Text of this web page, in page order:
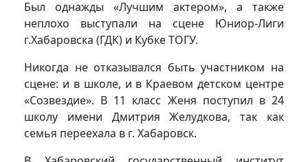
Был однажды «Лучшим актером», а также
неплохо выступали на сцене Юниор-Лиги
г.Хабаровска (ГДК) и Кубке ТОГУ.
Никогда не отказывался быть участником на
сцене: и в школе, и в Краевом детском центре
«Созвездие». В 11 класс Женя поступил в 24
школу имени Дмитрия Желудкова, так как
семья переехала в г. Хабаровск.